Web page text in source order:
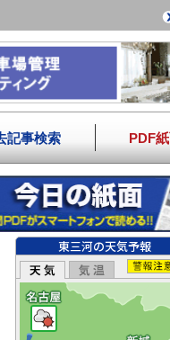
記事検索 PDF